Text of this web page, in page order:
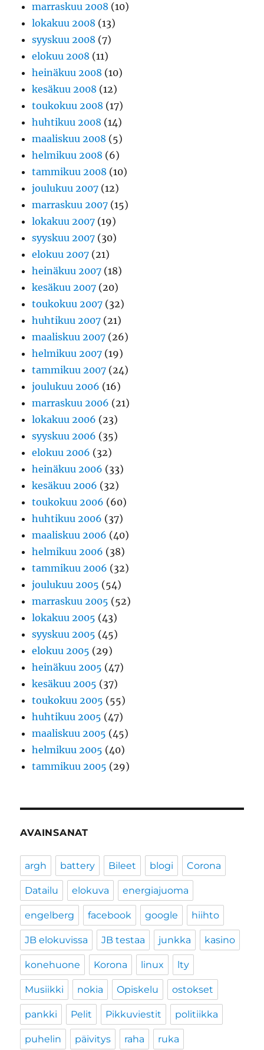
marraskuu 2008 (10)
lokakuu 2008 (13)
syyskuu 2008 (7)
elokuu 2008 (11)
heinäkuu 2008 (10)
kesäkuu 2008 (12)
toukokuu 2008 (17)
huhtikuu 2008 (14)
maaliskuu 2008 (5)
helmikuu 2008 (6)
tammikuu 2008 (10)
joulukuu 2007 (12)
marraskuu 2007 (15)
lokakuu 2007 (19)
syyskuu 2007 (30)
elokuu 2007 (21)
heinäkuu 2007 (18)
kesäkuu 2007 (20)
toukokuu 2007 (32)
huhtikuu 2007 (21)
maaliskuu 2007 (26)
helmikuu 2007 (19)
tammikuu 2007 (24)
joulukuu 2006 (16)
marraskuu 2006 (21)
lokakuu 2006 (23)
syyskuu 2006 (35)
elokuu 2006 (32)
heinäkuu 2006 (33)
kesäkuu 2006 (32)
toukokuu 2006 (60)
huhtikuu 2006 (37)
maaliskuu 2006 (40)
helmikuu 2006 (38)
tammikuu 2006 (32)
joulukuu 2005 (54)
marraskuu 2005 (52)
lokakuu 2005 (43)
syyskuu 2005 (45)
elokuu 2005 (29)
heinäkuu 2005 (47)
kesäkuu 2005 (37)
toukokuu 2005 (55)
huhtikuu 2005 (47)
maaliskuu 2005 (45)
helmikuu 2005 (40)
tammikuu 2005 (29)
AVAINSANAT
argh battery Bileet blogi Corona
Datailu elokuva energiajuoma
engelberg facebook google hiihto
JB elokuvissa JB testaa junkka kasino
konehuone Korona linux lty
Musiikki nokia Opiskelu ostokset
pankki Pelit Pikkuviestit politiikka
puhelin päivitys raha ruka